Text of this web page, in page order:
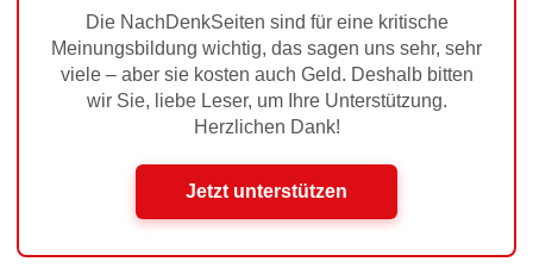
Die NachDenkSeiten sind für eine kritische
Meinungsbildung wichtig, das sagen uns sehr, sehr
viele – aber sie kosten auch Geld. Deshalb bitten
wir Sie, liebe Leser, um Ihre Unterstützung.
Herzlichen Dank!
Jetzt unterstützen